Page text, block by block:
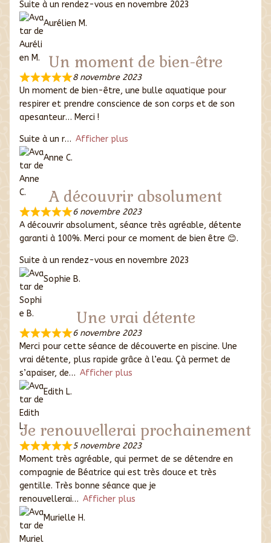
Suite à un rendez-vous en novembre 2023
Aurélien M.
Un moment de bien-être
8 novembre 2023
Un moment de bien-être, une bulle aquatique pour
respirer et prendre conscience de son corps et de son
apesanteur… Merci !
Suite à un r
Afficher plus
Anne C.
A découvrir absolument
6 novembre 2023
A découvrir absolument, séance très agréable, détente
garanti à 100%. Merci pour ce moment de bien être 😊.
Suite à un rendez-vous en novembre 2023
Sophie B.
Une vrai détente
6 novembre 2023
Merci pour cette séance de découverte en piscine. Une
vrai détente, plus rapide grâce à l’eau. Çà permet de
s’apaiser, de
Afficher plus
Edith L.
Je renouvellerai prochainement
5 novembre 2023
Moment très agréable, qui permet de se détendre en
compagnie de Béatrice qui est très douce et très
gentille. Très bonne séance que je
renouvellerai
Afficher plus
Murielle H.